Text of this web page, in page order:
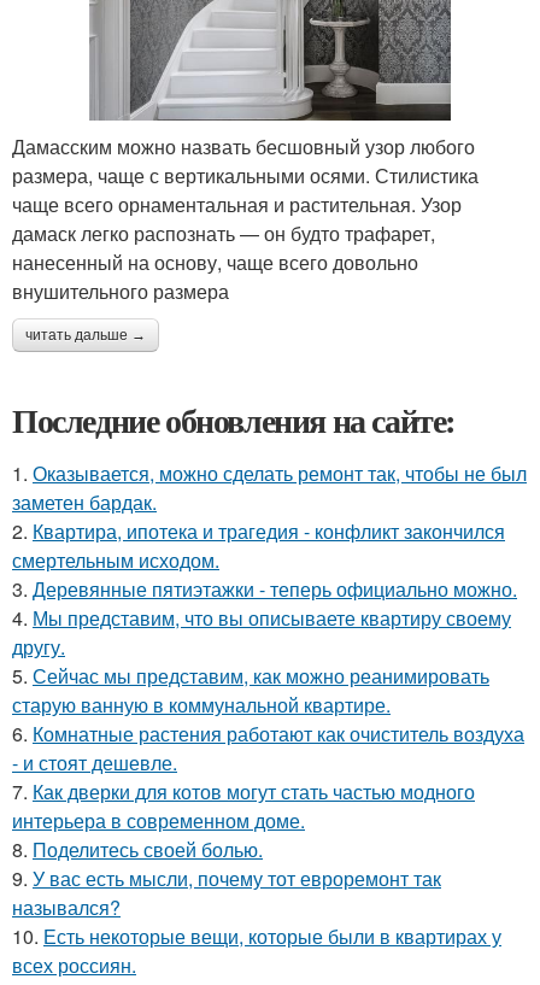
Дамасским можно назвать бесшовный узор любого
размера, чаще с вертикальными осями. Стилистика
чаще всего орнаментальная и растительная. Узор
дамаск легко распознать — он будто трафарет,
нанесенный на основу, чаще всего довольно
внушительного размера
читать дальше →
Последние обновления на сайте:
1. Оказывается, можно сделать ремонт так, чтобы не был
заметен бардак.
2. Квартира, ипотека и трагедия - конфликт закончился
смертельным исходом.
3. Деревянные пятиэтажки - теперь официально можно.
4. Мы представим, что вы описываете квартиру своему
другу.
5. Сейчас мы представим, как можно реанимировать
старую ванную в коммунальной квартире.
6. Комнатные растения работают как очиститель воздуха
- и стоят дешевле.
7. Как дверки для котов могут стать частью модного
интерьера в современном доме.
8. Поделитесь своей болью.
9. У вас есть мысли, почему тот евроремонт так
назывался?
10. Есть некоторые вещи, которые были в квартирах у
всех россиян.